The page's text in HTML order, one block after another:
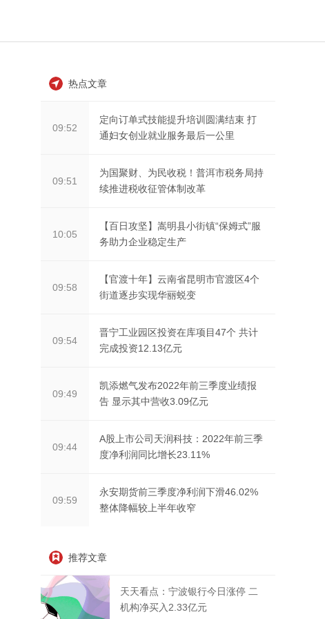
热点文章
09:52
定向订单式技能提升培训圆满结束 打
通妇女创业就业服务最后一公里
09:51
为国聚财、为民收税！普洱市税务局持
续推进税收征管体制改革
10:05
【百日攻坚】嵩明县小街镇“保姆式”服
务助力企业稳定生产
09:58
【官渡十年】云南省昆明市官渡区4个
街道逐步实现华丽蜕变
09:54
晋宁工业园区投资在库项目47个 共计
完成投资12.13亿元
09:49
凯添燃气发布2022年前三季度业绩报
告 显示其中营收3.09亿元
09:44
A股上市公司天润科技：2022年前三季
度净利润同比增长23.11%
09:59
永安期货前三季度净利润下滑46.02%
整体降幅较上半年收窄
推荐文章
天天看点：宁波银行今日涨停 二
机构净买入2.33亿元